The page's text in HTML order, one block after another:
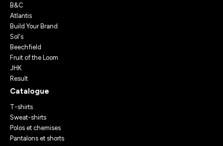
B&C
Atlantis
Build Your Brand
Sol's
Beechfield
Fruit of the Loom
JHK
Result
Catalogue
T-shirts
Sweat-shirts
Polos et chemises
Pantalons et shorts